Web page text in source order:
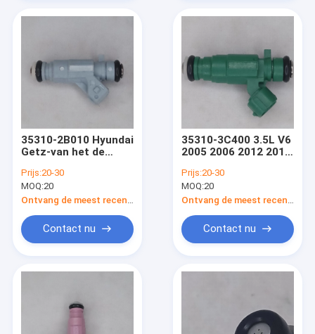
35310-2B010 Hyundai
Getz-van het de
Brandstofinjectorhyundai
de
Brandstofinjectordelen
Prijs:20-30
MOQ:20
Contact nu
35310-3C400 3.5L V6
2005 2006 2012 2016
Fuel Injector
Replacement
Prijs:20-30
MOQ:20
Contact nu